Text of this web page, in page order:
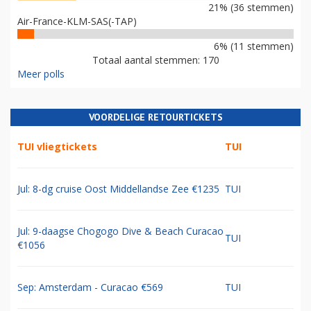
21% (36 stemmen)
Air-France-KLM-SAS(-TAP)
6% (11 stemmen)
Totaal aantal stemmen: 170
Meer polls
VOORDELIGE RETOURTICKETS
TUI vliegtickets TUI
Jul: 8-dg cruise Oost Middellandse Zee €1235 TUI
Jul: 9-daagse Chogogo Dive & Beach Curacao
€1056
TUI
Sep: Amsterdam - Curacao €569 TUI